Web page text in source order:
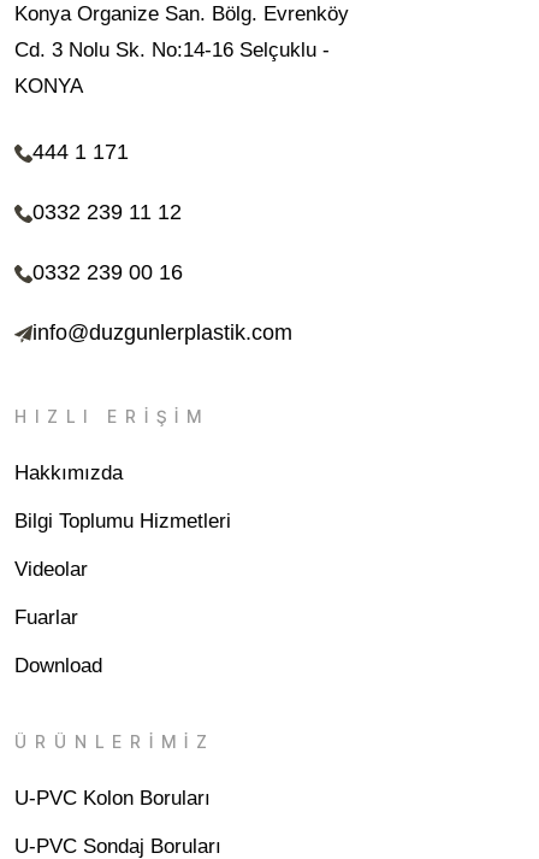
Konya Organize San. Bölg. Evrenköy
Cd. 3 Nolu Sk. No:14-16 Selçuklu -
KONYA
444 1 171
0332 239 11 12
0332 239 00 16
info@duzgunlerplastik.com
HIZLI ERİŞİM
Hakkımızda
Bilgi Toplumu Hizmetleri
Videolar
Fuarlar
Download
ÜRÜNLERİMİZ
U-PVC Kolon Boruları
U-PVC Sondaj Boruları